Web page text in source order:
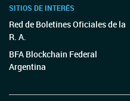
SITIOS DE INTERÉS
Red de Boletines Oficiales de la
R. A.
BFA Blockchain Federal
Argentina